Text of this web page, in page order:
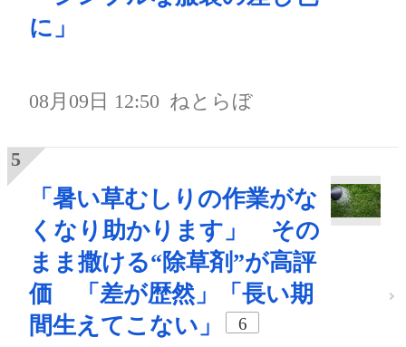
に」
08月09日 12:50 ねとらぼ
「暑い草むしりの作業がな
くなり助かります」 その
まま撒ける“除草剤”が高評
価 「差が歴然」「長い期
間生えてこない」
6